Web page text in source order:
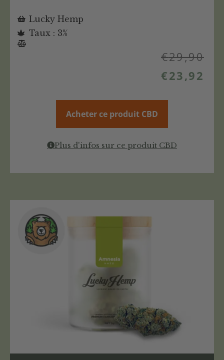
Lucky Hemp
Taux : 3%
€29,90
€23,92
Acheter ce produit CBD
Plus d'infos sur ce produit CBD